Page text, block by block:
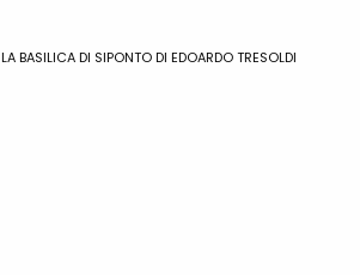
LA BASILICA DI SIPONTO DI EDOARDO TRESOLDI